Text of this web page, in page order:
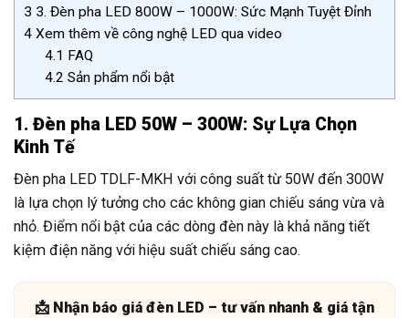
3 3. Đèn pha LED 800W – 1000W: Sức Mạnh Tuyệt Đỉnh
4 Xem thêm về công nghệ LED qua video
4.1 FAQ
4.2 Sản phẩm nổi bật
1. Đèn pha LED 50W – 300W: Sự Lựa Chọn
Kinh Tế
Đèn pha LED TDLF-MKH với công suất từ 50W đến 300W
là lựa chọn lý tưởng cho các không gian chiếu sáng vừa và
nhỏ. Điểm nổi bật của các dòng đèn này là khả năng tiết
kiệm điện năng với hiệu suất chiếu sáng cao.
📩 Nhận báo giá đèn LED – tư vấn nhanh & giá tận